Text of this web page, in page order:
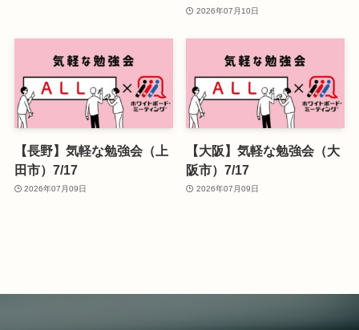
2026年07月10日
【長野】気軽な勉強会（上
田市）7/17
2026年07月09日
【大阪】気軽な勉強会（大
阪市）7/17
2026年07月09日